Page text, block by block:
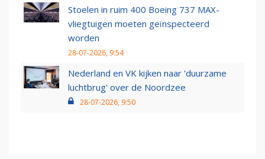
Stoelen in ruim 400 Boeing 737 MAX-
vliegtuigen moeten geïnspecteerd
worden
28-07-2026, 9:54
Nederland en VK kijken naar 'duurzame
luchtbrug' over de Noordzee
28-07-2026, 9:50